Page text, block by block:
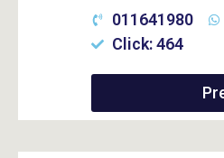
011641980
Click: 464